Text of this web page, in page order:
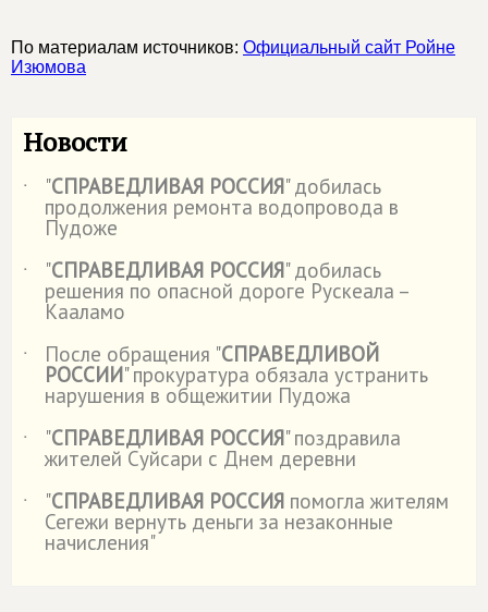
По материалам источников: Официальный сайт Ройне
Изюмова
Новости
˙ "СПРАВЕДЛИВАЯ РОССИЯ" добилась
продолжения ремонта водопровода в
Пудоже
˙
"СПРАВЕДЛИВАЯ РОССИЯ" добилась
решения по опасной дороге Рускеала –
Кааламо
˙
После обращения "СПРАВЕДЛИВОЙ
РОССИИ" прокуратура обязала устранить
нарушения в общежитии Пудожа
˙
"СПРАВЕДЛИВАЯ РОССИЯ" поздравила
жителей Суйсари с Днем деревни
˙
"СПРАВЕДЛИВАЯ РОССИЯ помогла жителям
Сегежи вернуть деньги за незаконные
начисления"